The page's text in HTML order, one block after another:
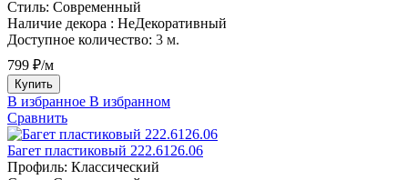
Стиль: Современный
Наличие декора : НеДекоративный
Доступное количество: 3 м.
799 ₽/м
Купить
В избранное В избранном
Сравнить
Багет пластиковый 222.6126.06
Профиль: Классический